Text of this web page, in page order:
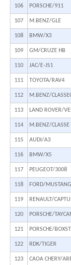
106 PORSCHE/911
107 M.BENZ/GLE
108 BMW/X3
109 GM/CRUZE HB
110 JAC/E-JS1
111 TOYOTA/RAV4
112 M.BENZ/
113 LAND ROVER/
114 M.BENZ/CLASSE
115 AUDI/A3
116 BMW/X5
117 PEUGEOT/3008
118 FORD/MUSTANG
119 RENAULT/
120 PORSCHE/
121 PORSCHE/
122 RDK/TIGER
123 CAOA CHERY/